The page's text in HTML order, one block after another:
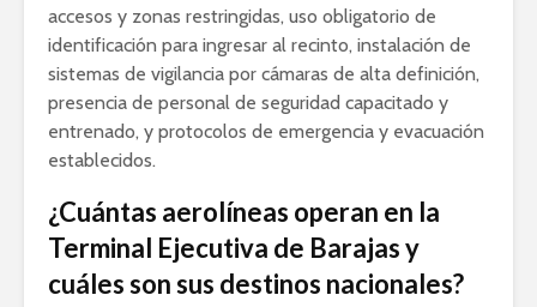
accesos y zonas restringidas, uso obligatorio de
identificación para ingresar al recinto, instalación de
sistemas de vigilancia por cámaras de alta definición,
presencia de personal de seguridad capacitado y
entrenado, y protocolos de emergencia y evacuación
establecidos.
¿Cuántas aerolíneas operan en la
Terminal Ejecutiva de Barajas y
cuáles son sus destinos nacionales?